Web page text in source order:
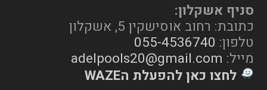
סניף אשקלון:
כתובת: רחוב אוסישקין 5, אשקלון
טלפון: 055-4536740
מייל: adelpools20@gmail.com
לחצו כאן להפעלת הWAZE